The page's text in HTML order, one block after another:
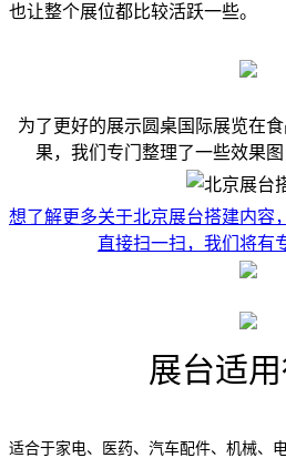
也让整个展位都比较活跃一些。
为了更好的展示圆桌国际展览在
果，我们专门整理了一些效果图
想了解更多关于北京展台搭建内容
直接扫一扫，我们将有
展台适
适合于家电、医药、汽车配件、机械、